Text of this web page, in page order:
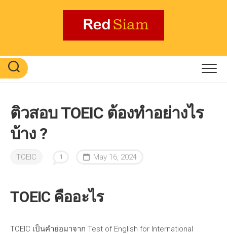
ติวสอบ TOEIC ต้องทำอย่างไร
บ้าง ?
TOEIC 1 May 16, 2024
TOEIC คืออะไร
TOEIC เป็นคำย่อมาจาก Test of English for International